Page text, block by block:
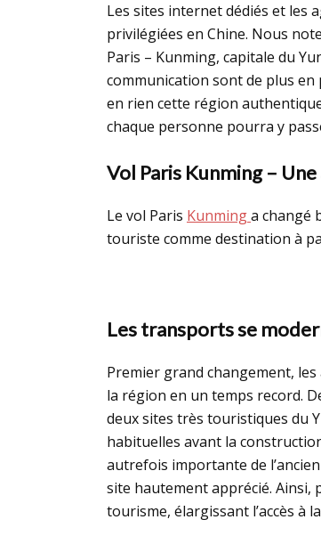
Les sites internet dédiés et les
privilégiées en Chine. Nous
Paris – Kunming, capitale du
communication sont de plus
en rien cette région
chaque personne pourra y
Vol Paris Kunming –
Le vol Paris Kunminga changé
touriste comme destination à
Les transports se
Premier grand changement,
la région en un temps record.
deux sites très touristiques du
habituelles avant la
autrefois importante de
site hautement apprécié. Ainsi,
tourisme, élargissant l’accès à